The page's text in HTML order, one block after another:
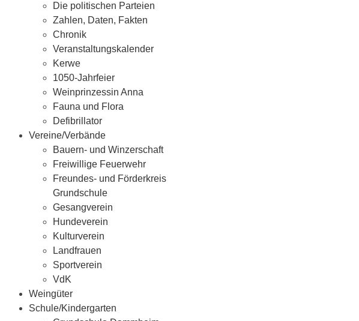
Die politischen Parteien
Zahlen, Daten, Fakten
Chronik
Veranstaltungskalender
Kerwe
1050-Jahrfeier
Weinprinzessin Anna
Fauna und Flora
Defibrillator
Vereine/Verbände
Bauern- und Winzerschaft
Freiwillige Feuerwehr
Freundes- und Förderkreis
Grundschule
Gesangverein
Hundeverein
Kulturverein
Landfrauen
Sportverein
VdK
Weingüter
Schule/Kindergarten